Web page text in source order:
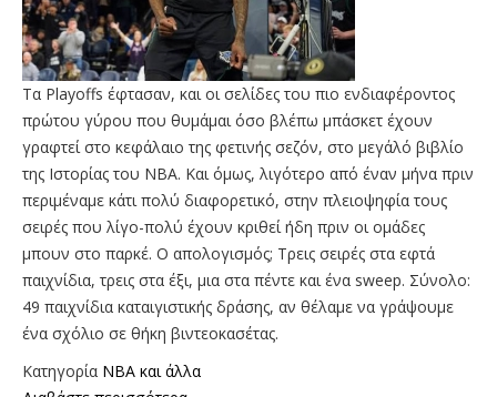
Τα Playoffs έφτασαν, και οι σελίδες του πιο ενδιαφέροντος
πρώτου γύρου που θυμάμαι όσο βλέπω μπάσκετ έχουν
γραφτεί στο κεφάλαιο της φετινής σεζόν, στο μεγάλό βιβλίο
της Iστορίας του NBA. Και όμως, λιγότερο από έναν μήνα πριν
περιμέναμε κάτι πολύ διαφορετικό, στην πλειοψηφία τους
σειρές που λίγο-πολύ έχουν κριθεί ήδη πριν οι ομάδες
μπουν στο παρκέ. Ο απολογισμός; Τρεις σειρές στα εφτά
παιχνίδια, τρεις στα έξι, μια στα πέντε και ένα sweep. Σύνολο:
49 παιχνίδια καταιγιστικής δράσης, αν θέλαμε να γράψουμε
ένα σχόλιο σε θήκη βιντεοκασέτας.
Κατηγορία NBA και άλλα